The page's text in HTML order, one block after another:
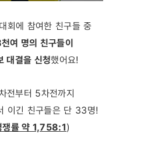
회에 참여한 친구들 중
여 명의 친구들이
대결을 신청했어요!
전부터 5차전까지
이긴 친구들은 단 33명!
쟁률 약 1,758:1)